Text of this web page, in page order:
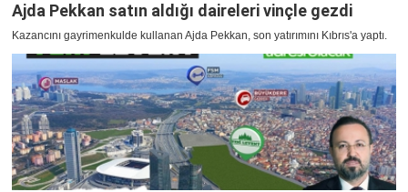
Ajda Pekkan satın aldığı daireleri vinçle gezdi
Kazancını gayrimenkulde kullanan Ajda Pekkan, son yatırımını Kıbrıs'a yaptı.